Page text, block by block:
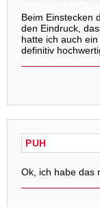
Beim Einstecken
den Eindruck,
hatte ich auch
definitiv
PUH
Ok, ich habe das